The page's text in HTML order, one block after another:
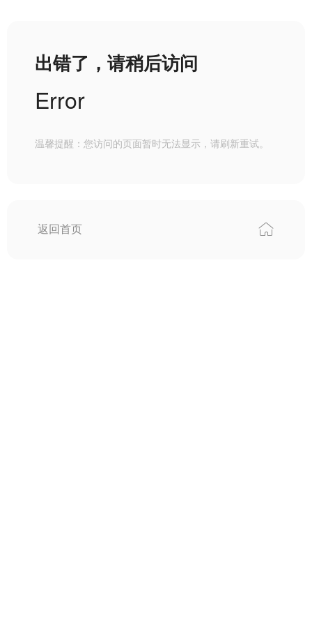
出错了，请稍后访问
Error
温馨提醒：您访问的页面暂时无法显示，请刷新重试。
返回首页